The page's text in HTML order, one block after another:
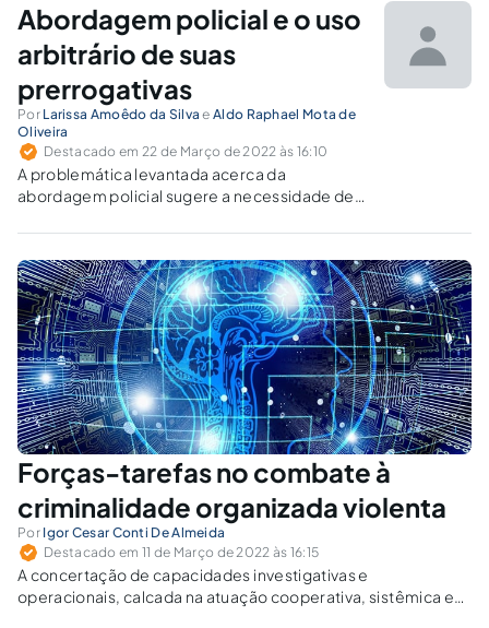
Abordagem policial e o uso
arbitrário de suas
prerrogativas
Por Larissa Amoêdo da Silva eAldo Raphael Mota de
Oliveira
Destacado em 22 de Março de 2022 às 16:10
A problemática levantada acerca da
abordagem policial sugere a necessidade de
atuação desses agentes.
Forças-tarefas no combate à
criminalidade organizada violenta
Por Igor Cesar Conti De Almeida
Destacado em 11 de Março de 2022 às 16:15
A concertação de capacidades investigativas e
operacionais, calcada na atuação cooperativa, sistêmica e